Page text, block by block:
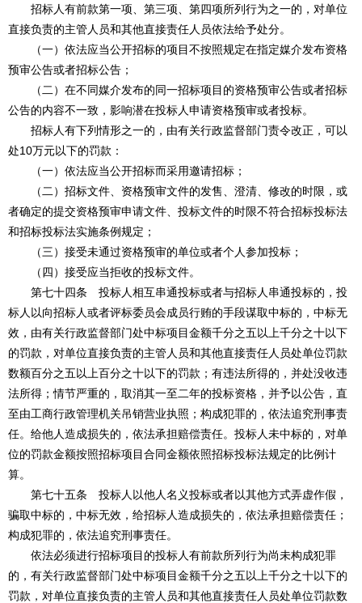
招标人有前款第一项、第三项、第四项所列行为之一的，对单位
直接负责的主管人员和其他直接责任人员依法给予处分。
（一）依法应当公开招标的项目不按照规定在指定媒介发布资格
预审公告或者招标公告；
（二）在不同媒介发布的同一招标项目的资格预审公告或者招标
公告的内容不一致，影响潜在投标人申请资格预审或者投标。
招标人有下列情形之一的，由有关行政监督部门责令改正，可以
处10万元以下的罚款：
（一）依法应当公开招标而采用邀请招标；
（二）招标文件、资格预审文件的发售、澄清、修改的时限，或
者确定的提交资格预审申请文件、投标文件的时限不符合招标投标法
和招标投标法实施条例规定；
（三）接受未通过资格预审的单位或者个人参加投标；
（四）接受应当拒收的投标文件。
第七十四条 投标人相互串通投标或者与招标人串通投标的，投
标人以向招标人或者评标委员会成员行贿的手段谋取中标的，中标无
效，由有关行政监督部门处中标项目金额千分之五以上千分之十以下
的罚款，对单位直接负责的主管人员和其他直接责任人员处单位罚款
数额百分之五以上百分之十以下的罚款；有违法所得的，并处没收违
法所得；情节严重的，取消其一至二年的投标资格，并予以公告，直
至由工商行政管理机关吊销营业执照；构成犯罪的，依法追究刑事责
任。给他人造成损失的，依法承担赔偿责任。投标人未中标的，对单
位的罚款金额按照招标项目合同金额依照招标投标法规定的比例计
算。
第七十五条 投标人以他人名义投标或者以其他方式弄虚作假，
骗取中标的，中标无效，给招标人造成损失的，依法承担赔偿责任；
构成犯罪的，依法追究刑事责任。
依法必须进行招标项目的投标人有前款所列行为尚未构成犯罪
的，有关行政监督部门处中标项目金额千分之五以上千分之十以下的
罚款，对单位直接负责的主管人员和其他直接责任人员处单位罚款数